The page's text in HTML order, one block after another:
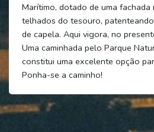
Marítimo, dotado de uma fachada
telhados do tesouro,
de capela. Aqui vigora, no
Uma caminhada pelo Parque
constitui uma excelente opção
Ponha-se a caminho!